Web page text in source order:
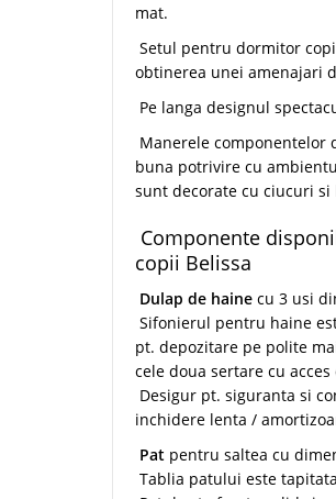
mat.
Setul pentru dormitor
obtinerea unei amenajari
Pe langa designul
Manerele componentelor
buna potrivire cu
sunt decorate cu ciucuri
Componente
copii Belissa
Dulap de haine cu 3 usi
Sifonierul pentru haine
pt. depozitare pe polite
cele doua sertare cu
Desigur pt. siguranta si
inchidere lenta /
Pat pentru saltea cu
Tablia patului este